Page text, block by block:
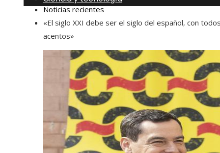
Noticias recientes
«El siglo XXI debe ser el siglo del español, con
acentos»